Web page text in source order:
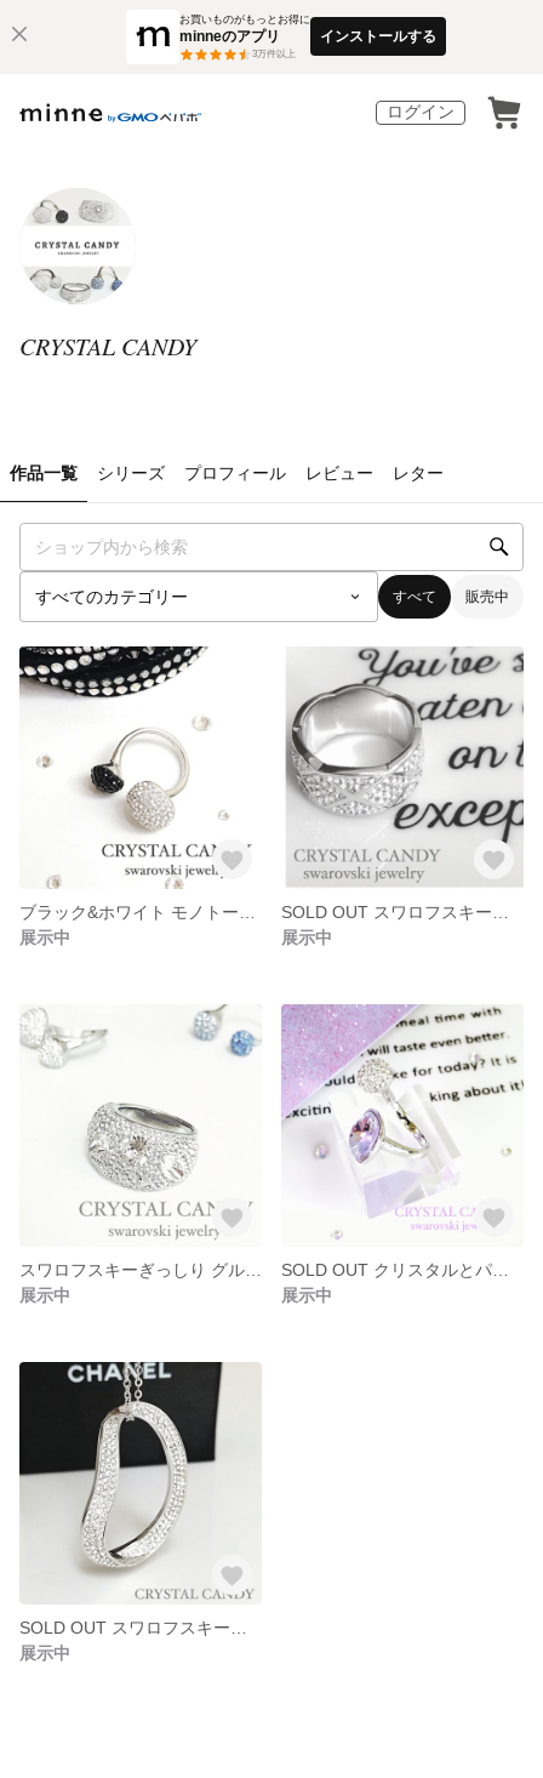
お買いものがもっとお得に
minneのアプリ
3万件以上
インストールする
ログイン
CRYSTAL CANDY
作品一覧 シリーズ プロフィール レビュー レター
すべて 販売中
展示中
展示中
展示中
展示中
展示中